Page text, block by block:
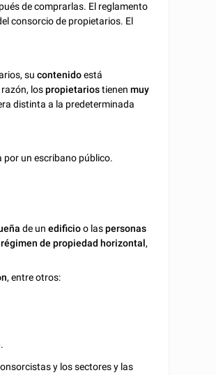
de comprarlas. El reglamento
consorcio de propietarios. El
su contenidoestá
razón, lospropietariostienenmuy
distinta a la predeterminada
por un escribano público.
de unedificioo laspersonas
régimen de propiedad horizontal,
, entre otros:
y los sectores y las